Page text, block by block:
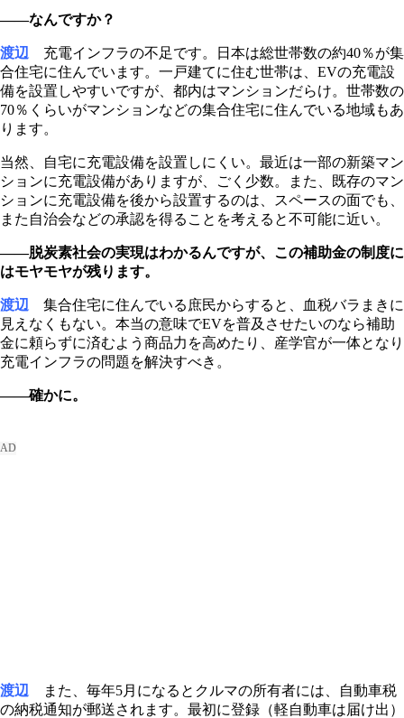
――なんですか？
渡辺 充電インフラの不足です。日本は総世帯数の約40％が集
合住宅に住んでいます。一戸建てに住む世帯は、EVの充電設
備を設置しやすいですが、都内はマンションだらけ。世帯数の
70％くらいがマンションなどの集合住宅に住んでいる地域もあ
ります。
当然、自宅に充電設備を設置しにくい。最近は一部の新築マン
ションに充電設備がありますが、ごく少数。また、既存のマン
ションに充電設備を後から設置するのは、スペースの面でも、
また自治会などの承認を得ることを考えると不可能に近い。
――脱炭素社会の実現はわかるんですが、この補助金の制度に
はモヤモヤが残ります。
渡辺 集合住宅に住んでいる庶民からすると、血税バラまきに
見えなくもない。本当の意味でEVを普及させたいのなら補助
金に頼らずに済むよう商品力を高めたり、産学官が一体となり
充電インフラの問題を解決すべき。
――確かに。
渡辺 また、毎年5月になるとクルマの所有者には、自動車税
の納税通知が郵送されます。最初に登録（軽自動車は届け出）